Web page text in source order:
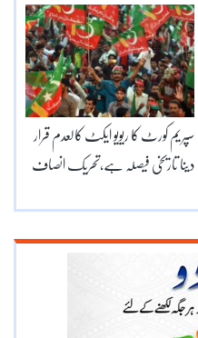
سپریم کورٹ کا ریویو ایکٹ کالعدم قرار
دینا تاریخی فیصلہ ہے،تحریک انصاف